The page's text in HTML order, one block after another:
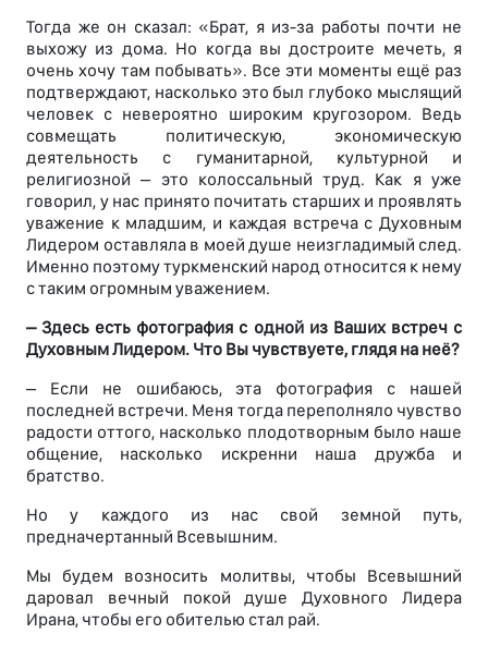
Тогда же он сказал: «Брат, я из-за работы почти не
выхожу из дома. Но когда вы достроите мечеть, я
очень хочу там побывать». Все эти моменты ещё раз
подтверждают, насколько это был глубоко мыслящий
человек с невероятно широким кругозором. Ведь
совмещать политическую, экономическую
деятельность с гуманитарной, культурной и
религиозной – это колоссальный труд. Как я уже
говорил, у нас принято почитать старших и проявлять
уважение к младшим, и каждая встреча с Духовным
Лидером оставляла в моей душе неизгладимый след.
Именно поэтому туркменский народ относится к нему
с таким огромным уважением.
– Здесь есть фотография с одной из Ваших встреч с
Духовным Лидером. Что Вы чувствуете, глядя на неё?
– Если не ошибаюсь, эта фотография с нашей
последней встречи. Меня тогда переполняло чувство
радости оттого, насколько плодотворным было наше
общение, насколько искренни наша дружба и
братство.
Но у каждого из нас свой земной путь,
предначертанный Всевышним.
Мы будем возносить молитвы, чтобы Всевышний
даровал вечный покой душе Духовного Лидера
Ирана, чтобы его обителью стал рай.